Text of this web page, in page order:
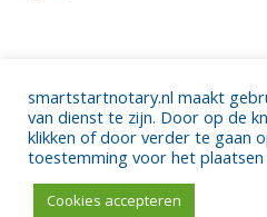
Copyright © 2026 Smart
statement Cookieverklaring
digital branding &
smartstartnotary.nl maakt
van dienst te zijn. Door op de
klikken of door verder te gaan
toestemming voor het plaatsen
Cookies accepteren